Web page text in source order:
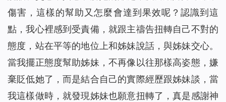
傷害，這樣的幫助又怎麼會達到果效呢？認識到這
點，我心裡感到受責備，就跟主禱告扭轉自己不對的
態度，站在平等的地位上和姊妹說話，與姊妹交心。
當我擺正態度幫助姊妹，不再像以往那樣高姿態，嫌
棄貶低她了，而是結合自己的實際經歷跟姊妹談，當
我這樣做時，就發現姊妹也願意扭轉了，真是感謝神